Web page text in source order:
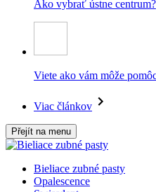
Ako vybrať ústne centrum?
Viete ako vám môže
Viac článkov
Přejít na menu
Bieliace zubné pasty
Opalescence